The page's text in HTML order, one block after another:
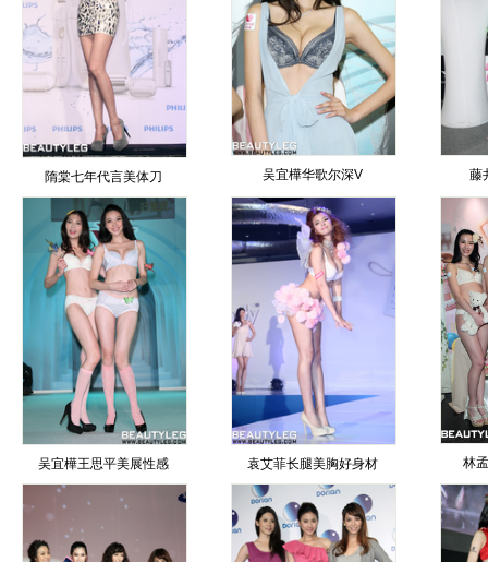
隋棠七年代言美体刀 吴宜樺华歌尔深V 藤
吴宜樺王思平美展性感 袁艾菲长腿美胸好身材 林